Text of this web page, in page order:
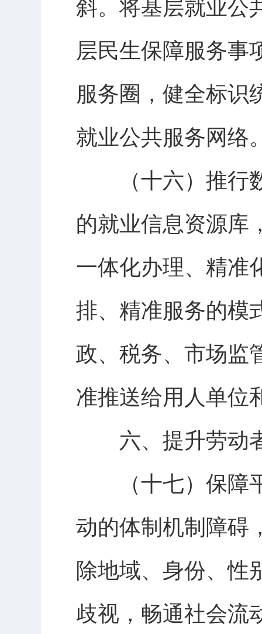
斜。将基层就业公
层民生保障服务事
服务圈，健全标识
就业公共服务网络
（十六）推行数
的就业信息资源库
一体化办理、精准
排、精准服务的模
政、税务、市场监
准推送给用人单位
六、提升劳动
（十七）保障平
动的体制机制障碍
除地域、身份、性
歧视，畅通社会流